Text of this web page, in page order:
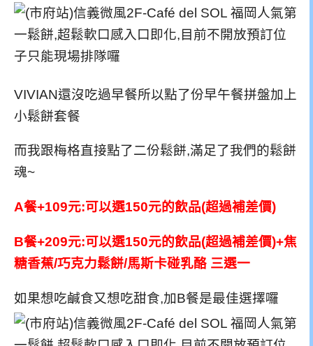
VIVIAN還沒吃過早餐所以點了份早午餐拼盤加上
小鬆餅套餐
而我跟梅格直接點了二份鬆餅,滿足了我們的鬆餅
魂~
A餐+109元:可以選150元的飲品(超過補差價)
B餐+209元:可以選150元的飲品(超過補差價)+焦
糖香蕉/巧克力鬆餅/馬斯卡碰乳酪 三選一
如果想吃鹹食又想吃甜食,加B餐是最佳選擇囉